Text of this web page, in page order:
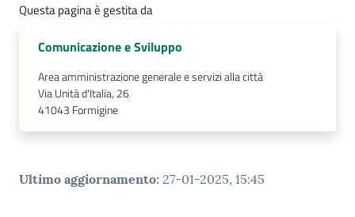
Questa pagina è gestita da
Comunicazione e Sviluppo
Area amministrazione generale e servizi alla città
Via Unità d'Italia, 26
41043 Formigine
Ultimo aggiornamento: 27-01-2025, 15:45